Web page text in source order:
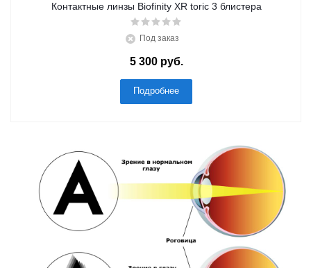
Контактные линзы Biofinity XR toric 3 блистера
Под заказ
5 300 руб.
Подробнее